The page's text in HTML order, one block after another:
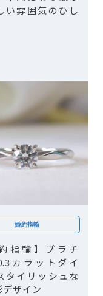
い雰囲気のひし
婚約指輪
指輪】プラチ
カラットダイ
イリッシュな
デザイン